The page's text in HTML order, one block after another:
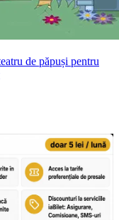
de păpuși pentru